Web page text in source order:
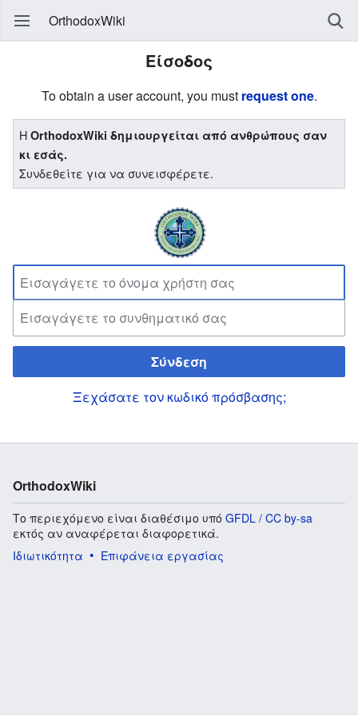
OrthodoxWiki
Είσοδος
To obtain a user account, you must request one.
ΗOrthodoxWiki δημιουργείται από ανθρώπους σαν
κι εσάς.
Συνδεθείτε για να συνεισφέρετε.
Σύνδεση
Ξεχάσατε τον κωδικό πρόσβασης;
OrthodoxWiki
Το περιεχόμενο είναι διαθέσιμο υπό GFDL / CC by-sa
εκτός αν αναφέρεται διαφορετικά.
Ιδιωτικότητα
Επιφάνεια εργασίας